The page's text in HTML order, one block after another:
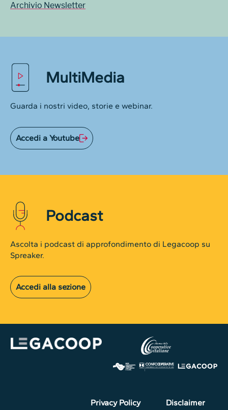
Archivio Newsletter
MultiMedia
Guarda i nostri video, storie e webinar.
Accedi a Youtube
Podcast
Ascolta i podcast di approfondimento di Legacoop su
Spreaker.
Accedi alla sezione
Privacy Policy
Disclaimer